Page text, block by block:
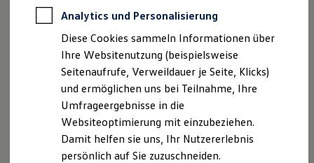
Professional Class bei Volkswagen
Behörden
Direktkunden
Sonderfahrzeuge
Anpfiff zum Gewinn
Elektromobilität
Elektroautos
ID. Tutorials
Elektrofahrzeugkonzepte
ID. EVERY1
Reichweite
Löhr & Becker Automobile GmbH
Andernacher Straße 210 - 220
56070 Koblenz
Telefon: 0261 / 80 77 - 0
Fax: 0261 / 80 77 - 153
E-Mail:info@vzk.de
Geschäftsführung: Ralf Schwammkrug
Analytics und Personalisierung
Diese Cookies sammeln Informationen über
Ihre Websitenutzung (beispielsweise
Seitenaufrufe, Verweildauer je Seite, Klicks)
und ermöglichen uns bei Teilnahme, Ihre
Umfrageergebnisse in die
Websiteoptimierung mit einzubeziehen.
Damit helfen sie uns, Ihr Nutzererlebnis
persönlich auf Sie zuzuschneiden.